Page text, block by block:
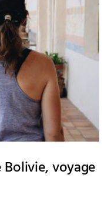
Bolivie, voyage